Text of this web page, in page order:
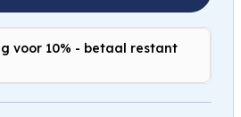
voor 10% - betaal restant